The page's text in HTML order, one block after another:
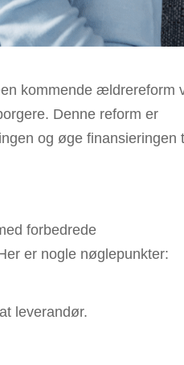
kommende ældrereform
Denne reform er
og øge finansieringen
forbedrede
er nogle nøglepunkter:
leverandør.